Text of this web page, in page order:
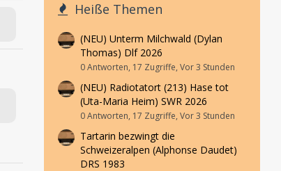
Heiße Themen
(NEU) Unterm Milchwald (Dylan
Thomas) Dlf 2026
0 Antworten, 17 Zugriffe, Vor 3 Stunden
(NEU) Radiotatort (213) Hase tot
(Uta-Maria Heim) SWR 2026
0 Antworten, 17 Zugriffe, Vor 3 Stunden
Tartarin bezwingt die
Schweizeralpen (Alphonse Daudet)
DRS 1983